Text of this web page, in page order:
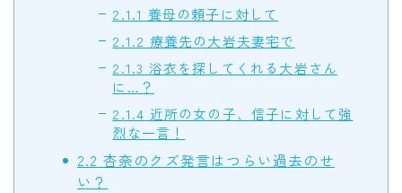
2.1.1 養母の頼子に対して
2.1.2 療養先の大岩夫妻宅で
2.1.3 浴衣を探してくれる大岩さん
に…？
2.1.4 近所の女の子、信子に対して強
烈な一言！
2.2 杏奈のクズ発言はつらい過去のせ
い？